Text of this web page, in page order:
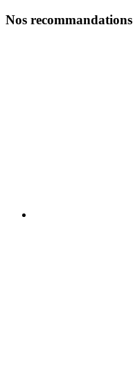
Nos recommandations